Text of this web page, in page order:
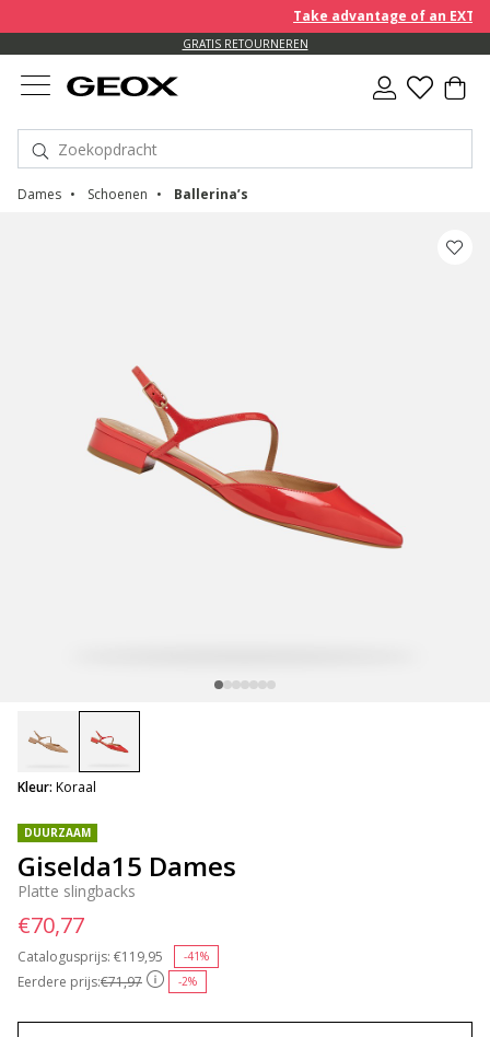
Take advantage of an
GRATIS RETOURNEREN
Dames Schoenen Ballerina’s
DUURZAAM
Giselda15 Dames
Platte slingbacks
Eerdere prijs:€71,97 -2%
Catalogusprijs: Price reduced from
€119,95 -41%
€70,77
Kleur: Koraal